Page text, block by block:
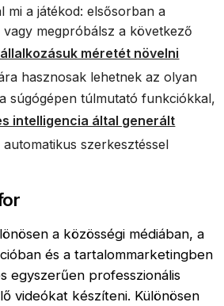
mi a játékod: elsősorban a
megpróbálsz a következő
méretét növelni
hasznosak lehetnek az olyan
súgógépen túlmutató funkciókkal,
intelligencia által generált
automatikus szerkesztéssel
a közösségi médiában, a
és a tartalommarketingben
egyszerűen professzionális
videókat készíteni. Különösen